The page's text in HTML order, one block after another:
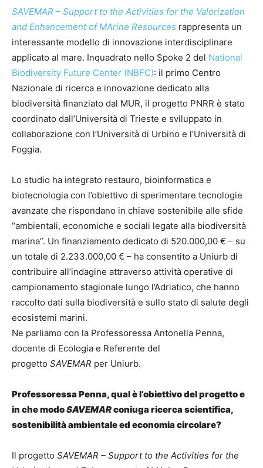
SAVEMAR – Support to the Activities for the Valorization
and Enhancement of MArine Resources rappresenta un
interessante modello di innovazione interdisciplinare
applicato al mare. Inquadrato nello Spoke 2 del National
Biodiversity Future Center (NBFC): il primo Centro
Nazionale di ricerca e innovazione dedicato alla
biodiversità finanziato dal MUR, il progetto PNRR è stato
coordinato dall’Università di Trieste e sviluppato in
collaborazione con l’Università di Urbino e l’Università di
Foggia.
Lo studio ha integrato restauro, bioinformatica e
biotecnologia con l’obiettivo di sperimentare tecnologie
avanzate che rispondano in chiave sostenibile alle sfide
“ambientali, economiche e sociali legate alla biodiversità
marina”. Un finanziamento dedicato di 520.000,00 € – su
un totale di 2.233.000,00 € – ha consentito a Uniurb di
contribuire all’indagine attraverso attività operative di
campionamento stagionale lungo l’Adriatico, che hanno
raccolto dati sulla biodiversità e sullo stato di salute degli
ecosistemi marini.
Ne parliamo con la Professoressa Antonella Penna,
docente di Ecologia e Referente del
progetto SAVEMAR per Uniurb.
Professoressa Penna, qual è l’obiettivo del progetto e
in che modoSAVEMARconiuga ricerca scientifica,
sostenibilità ambientale ed economia circolare?
Il progetto SAVEMAR – Support to the Activities for the